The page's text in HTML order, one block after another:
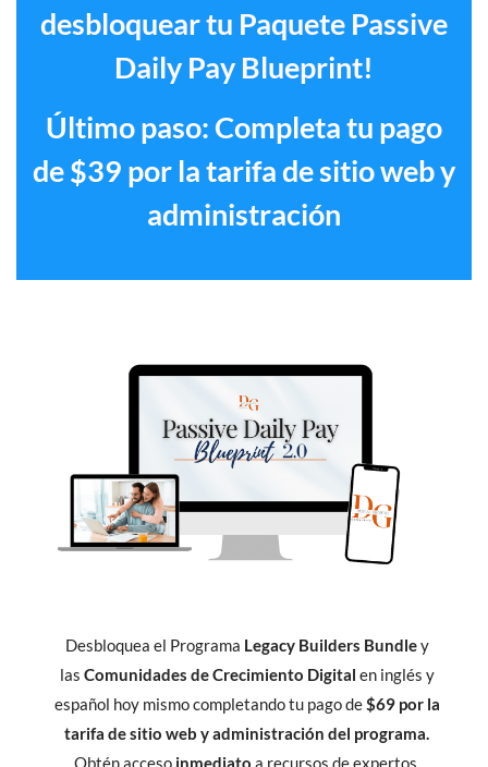
desbloquear tu Paquete Passive
Daily Pay Blueprint!
Último paso: Completa tu pago
de $39 por la tarifa de sitio web y
administración
Desbloquea el Programa Legacy Builders Bundley
las Comunidades de Crecimiento Digital en inglés y
español hoy mismo completando tu pago de$69 por la
tarifa de sitio web y administración del programa.